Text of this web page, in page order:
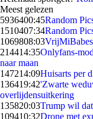
Meest gelezen
5936400:45Random
1510407:34Random
1069808:03
214414:35Onlyfans-
naar maan
147214:09Huisarts per
136419:42'Zwarte
overlijdensuitkering
135820:03Trump wil
109410:32Drone met